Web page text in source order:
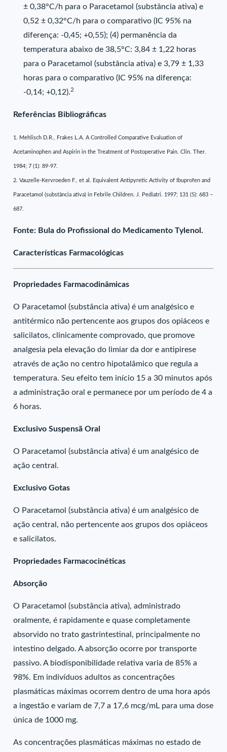
± 0,38°C/h para o Paracetamol (substância ativa) e
0,52 ± 0,32°C/h para o comparativo (IC 95% na
diferença: -0,45; +0,55); (4) permanência da
temperatura abaixo de 38,5°C: 3,84 ± 1,22 horas
para o Paracetamol (substância ativa) e 3,79 ± 1,33
horas para o comparativo (IC 95% na diferença:
-0,14; +0,12).2
Referências Bibliográficas
1. Mehlisch D.R., Frakes L.A. A Controlled Comparative Evaluation of
Acetaminophen and Aspirin in the Treatment of Postoperative Pain. Clin. Ther.
1984; 7 (1): 89-97.
2. Vauzelle-Kervroeden F., et al. Equivalent Antipyretic Activity of Ibuprofen and
Paracetamol (substância ativa) in Febrile Children. J. Pediatri. 1997; 131 (5): 683 –
687.
Fonte: Bula do Profissional do Medicamento Tylenol.
Características Farmacológicas
Propriedades Farmacodinâmicas
O Paracetamol (substância ativa) é um analgésico e
antitérmico não pertencente aos grupos dos opiáceos e
salicilatos, clinicamente comprovado, que promove
analgesia pela elevação do limiar da dor e antipirese
através de ação no centro hipotalâmico que regula a
temperatura. Seu efeito tem início 15 a 30 minutos após
a administração oral e permanece por um período de 4 a
6 horas.
Exclusivo Suspensã Oral
O Paracetamol (substância ativa) é um analgésico de
ação central.
Exclusivo Gotas
O Paracetamol (substância ativa) é um analgésico de
ação central, não pertencente aos grupos dos opiáceos
e salicilatos.
Propriedades Farmacocinéticas
Absorção
O Paracetamol (substância ativa), administrado
oralmente, é rapidamente e quase completamente
absorvido no trato gastrintestinal, principalmente no
intestino delgado. A absorção ocorre por transporte
passivo. A biodisponibilidade relativa varia de 85% a
98%. Em indivíduos adultos as concentrações
plasmáticas máximas ocorrem dentro de uma hora após
a ingestão e variam de 7,7 a 17,6 mcg/mL para uma dose
única de 1000 mg.
As concentrações plasmáticas máximas no estado de